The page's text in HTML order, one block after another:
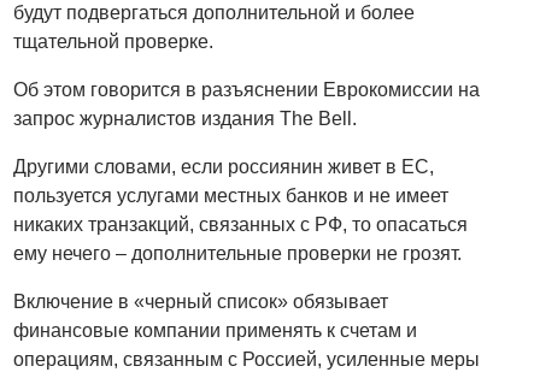
будут подвергаться дополнительной и более
тщательной проверке.
Об этом говорится в разъяснении Еврокомиссии на
запрос журналистов издания The Bell.
Другими словами, если россиянин живет в ЕС,
пользуется услугами местных банков и не имеет
никаких транзакций, связанных с РФ, то опасаться
ему нечего – дополнительные проверки не грозят.
Включение в «черный список» обязывает
финансовые компании применять к счетам и
операциям, связанным с Россией, усиленные меры